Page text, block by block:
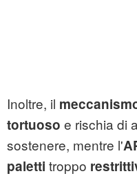
Inoltre, il
tortuoso e rischia di
sostenere, mentre l'
paletti troppo